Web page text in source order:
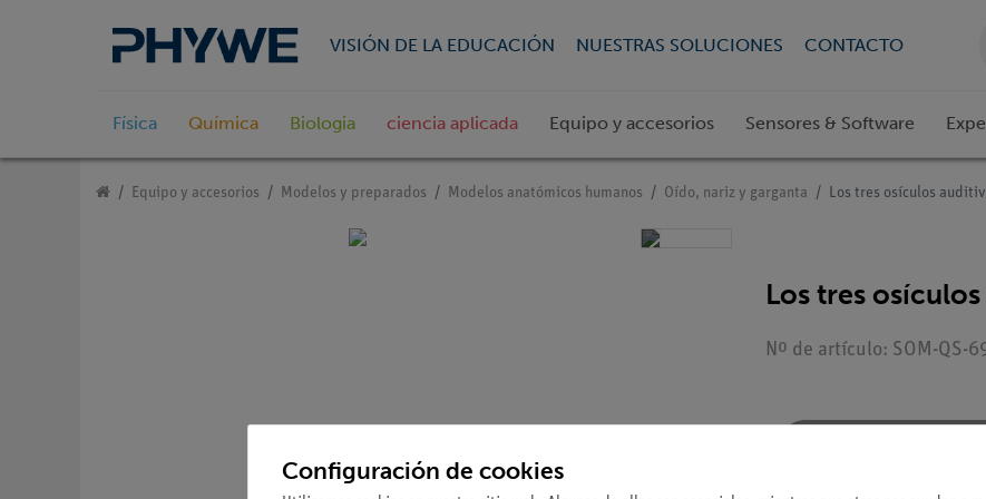
VISIÓN DE LA EDUCACIÓN NUESTRAS SOLUCIONES CONTACTO
Física Química Biologia ciencia aplicada Equipo y accesorios Sensores & Software
Equipo y accesorios Modelos y preparados Modelos anatómicos humanos Oído, nariz y garganta Los tres osículos
Los tres
Nº de artículo: SOM-QS-
Configuración de cookies